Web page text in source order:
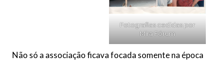
Fotografias cedidas por
Mira Fórum
Não só a associação ficava focada somente na época